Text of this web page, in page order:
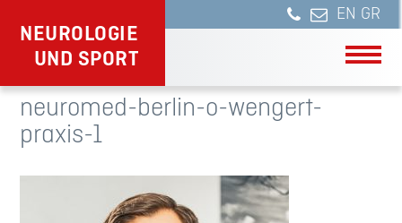
NEUROLOGIE
UND SPORT
neuromed-berlin-o-wengert-
praxis-1